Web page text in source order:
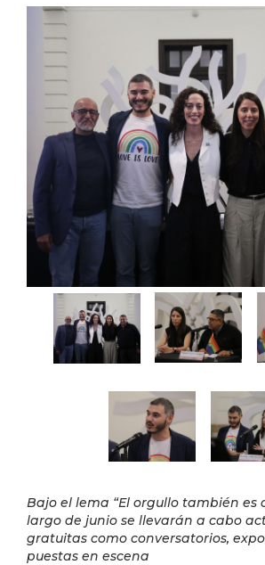
Bajo el lema “El orgullo también es
largo de junio se llevarán a cabo
gratuitas como conversatorios,
puestas en escena